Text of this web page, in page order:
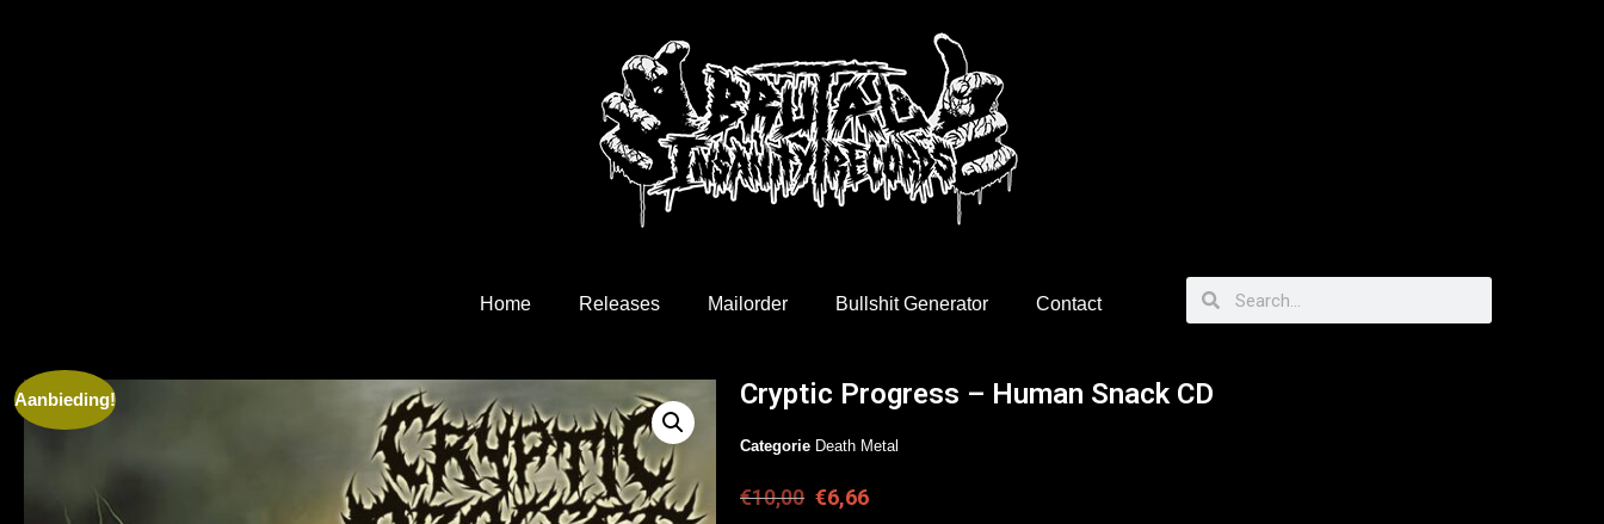
Home Releases Mailorder Bullshit Generator Contact
Aanbieding! Cryptic Progress – Human Snack CD
Categorie Death Metal
€10,00 €6,66